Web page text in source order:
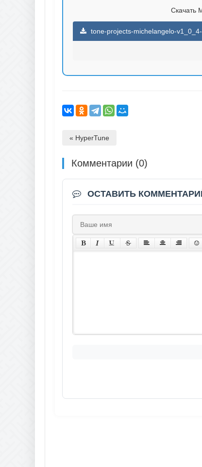
Скачать
tone-projects-michelangelo-
« HyperTune
Комментарии (0)
ОСТАВИТЬ